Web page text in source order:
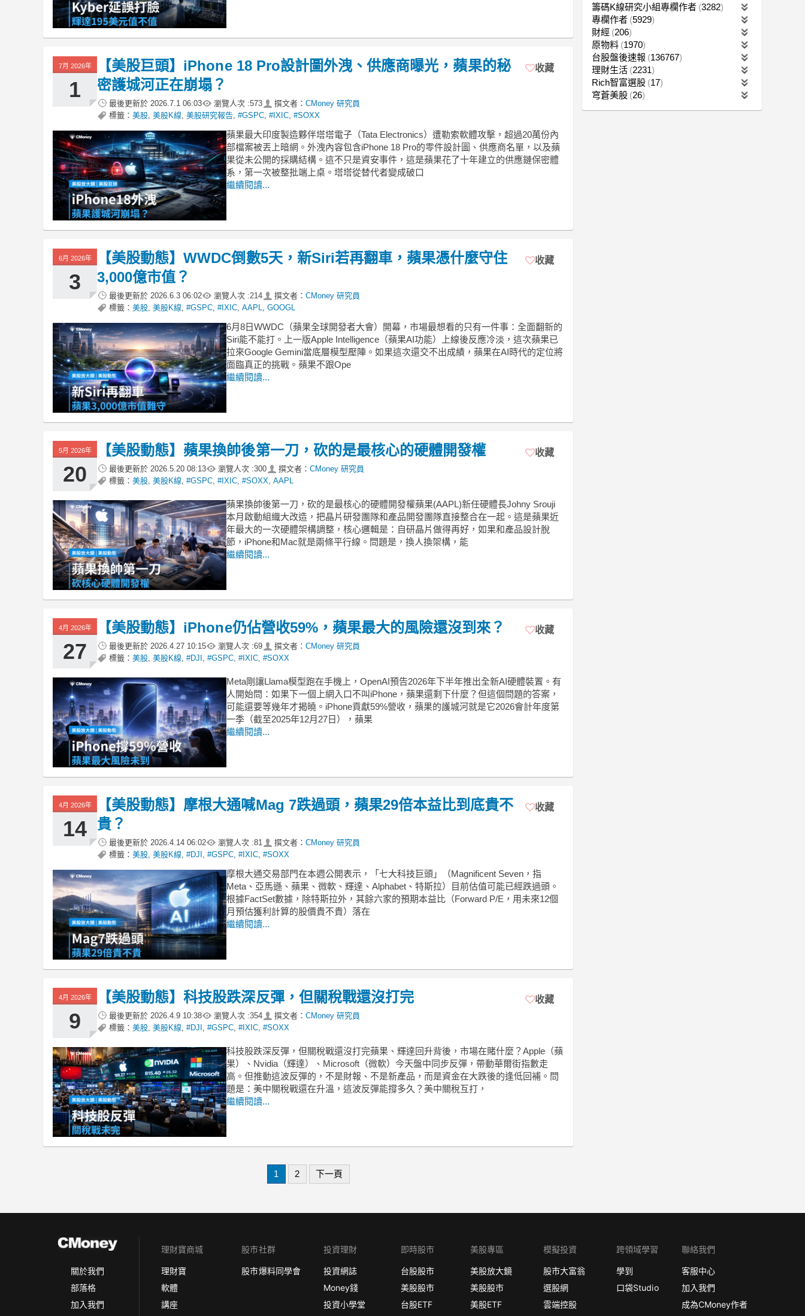
7月 2026年
1
【美股巨頭】iPhone 18 Pro設計圖外洩、供應商曝光，蘋果的秘
密護城河正在崩塌？
最後更新於 2026.7.1 06:03 瀏覽人次 :573 撰文者： CMoney 研究員
標籤： 美股 美股K線 美股研究報告 #GSPC #IXIC #SOXX
收藏
蘋果最大印度製造夥伴塔塔電子（Tata Electronics）遭勒索軟體攻擊，超過20萬份內
部檔案被丟上暗網。外洩內容包含iPhone 18 Pro的零件設計圖、供應商名單，以及蘋
果從未公開的採購結構。這不只是資安事件，這是蘋果花了十年建立的供應鏈保密體
系，第一次被整批端上桌。塔塔從替代者變成破口
繼續閱讀...
6月 2026年
3
【美股動態】WWDC倒數5天，新Siri若再翻車，蘋果憑什麼守住
3,000億市值？
最後更新於 2026.6.3 06:02 瀏覽人次 :214 撰文者： CMoney 研究員
標籤： 美股 美股K線 #GSPC #IXIC AAPL GOOGL
收藏
6月8日WWDC（蘋果全球開發者大會）開幕，市場最想看的只有一件事：全面翻新的
Siri能不能打。上一版Apple Intelligence（蘋果AI功能）上線後反應冷淡，這次蘋果已
拉來Google Gemini當底層模型壓陣。如果這次還交不出成績，蘋果在AI時代的定位將
面臨真正的挑戰。蘋果不跟Ope
繼續閱讀...
5月 2026年
20
【美股動態】蘋果換帥後第一刀，砍的是最核心的硬體開發權
最後更新於 2026.5.20 08:13 瀏覽人次 :300 撰文者： CMoney 研究員
標籤： 美股 美股K線 #GSPC #IXIC #SOXX AAPL
收藏
蘋果換帥後第一刀，砍的是最核心的硬體開發權蘋果(AAPL)新任硬體長Johny Srouji
本月啟動組織大改造，把晶片研發團隊和產品開發團隊直接整合在一起。這是蘋果近
年最大的一次硬體架構調整，核心邏輯是：自研晶片做得再好，如果和產品設計脫
節，iPhone和Mac就是兩條平行線。問題是，換人換架構，能
繼續閱讀...
4月 2026年
27
【美股動態】iPhone仍佔營收59%，蘋果最大的風險還沒到來？
最後更新於 2026.4.27 10:15 瀏覽人次 :69 撰文者： CMoney 研究員
標籤： 美股 美股K線 #DJI #GSPC #IXIC #SOXX
收藏
Meta剛讓Llama模型跑在手機上，OpenAI預告2026年下半年推出全新AI硬體裝置。有
人開始問：如果下一個上網入口不叫iPhone，蘋果還剩下什麼？但這個問題的答案，
可能還要等幾年才揭曉。iPhone貢獻59%營收，蘋果的護城河就是它2026會計年度第
一季（截至2025年12月27日），蘋果
繼續閱讀...
4月 2026年
14
【美股動態】摩根大通喊Mag 7跌過頭，蘋果29倍本益比到底貴不
貴？
最後更新於 2026.4.14 06:02 瀏覽人次 :81 撰文者： CMoney 研究員
標籤： 美股 美股K線 #DJI #GSPC #IXIC #SOXX
收藏
摩根大通交易部門在本週公開表示，「七大科技巨頭」（Magnificent Seven，指
Meta、亞馬遜、蘋果、微軟、輝達、Alphabet、特斯拉）目前估值可能已經跌過頭。
根據FactSet數據，除特斯拉外，其餘六家的預期本益比（Forward P/E，用未來12個
月預估獲利計算的股價貴不貴）落在
繼續閱讀...
4月 2026年
9
【美股動態】科技股跌深反彈，但關稅戰還沒打完
最後更新於 2026.4.9 10:38 瀏覽人次 :354 撰文者： CMoney 研究員
標籤： 美股 美股K線 #DJI #GSPC #IXIC #SOXX
收藏
科技股跌深反彈，但關稅戰還沒打完蘋果、輝達回升背後，市場在賭什麼？Apple（蘋
果）、Nvidia（輝達）、Microsoft（微軟）今天盤中同步反彈，帶動華爾街指數走
高。但推動這波反彈的，不是財報、不是新產品，而是資金在大跌後的逢低回補。問
題是：美中關稅戰還在升溫，這波反彈能撐多久？美中關稅互打，
繼續閱讀...
1 2 下一頁
籌碼K線研究小組專欄作者 3282
專欄作者 5929
財經 206
原物料 1970
台股盤後速報 136767
理財生活 2231
Rich智富選股 17
穹蒼美股 26
關於我們
部落格
加入我們
理財寶商城
理財寶
軟體
講座
股市社群
股市爆料同學會
投資理財
投資網誌
Money錢
投資小學堂
即時股市
台股股市
美股股市
台股ETF
美股專區
美股放大鏡
美股股市
美股ETF
模擬投資
股市大富翁
選股網
雲端控股
跨領域學習
學到
口袋Studio
聯絡我們
客服中心
加入我們
成為CMoney作者